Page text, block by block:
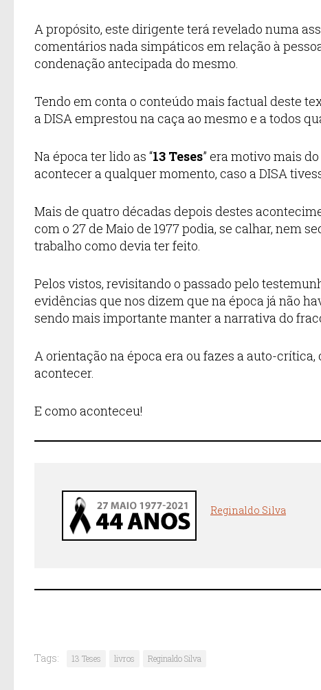
A propósito, este dirigente terá revelado numa
comentários nada simpáticos em relação à
condenação antecipada do mesmo.
Tendo em conta o conteúdo mais factual deste
a DISA emprestou na caça ao mesmo e a todos
Na época ter lido as “13 Teses” era motivo mais
acontecer a qualquer momento, caso a DISA
Mais de quatro décadas depois destes
com o 27 de Maio de 1977 podia, se calhar, nem
trabalho como devia ter feito.
Pelos vistos, revisitando o passado pelo
evidências que nos dizem que na época já não
sendo mais importante manter a narrativa do
A orientação na época era ou fazes a auto-
acontecer.
E como aconteceu!
Reginaldo Silva
Tags: 13 Teses livros Reginaldo Silva